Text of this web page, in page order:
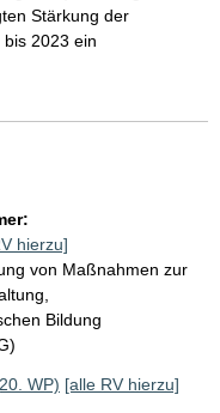
Stärkung der
2023 ein
hierzu]
von Maßnahmen zur
Bildung
WP) [alle RV hierzu]